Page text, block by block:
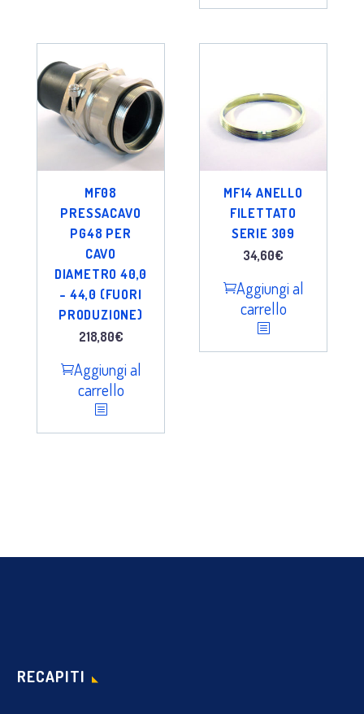
MF08
PRESSACAVO
PG48 PER
CAVO
DIAMETRO 40,0
– 44,0 (FUORI
PRODUZIONE)
218,80€
Aggiungi al
carrello
MF14 ANELLO
FILETTATO
SERIE 309
34,60€
Aggiungi al
carrello
RECAPITI